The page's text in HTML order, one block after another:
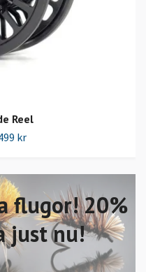
flugor! 20%
just nu!
Reel
kr